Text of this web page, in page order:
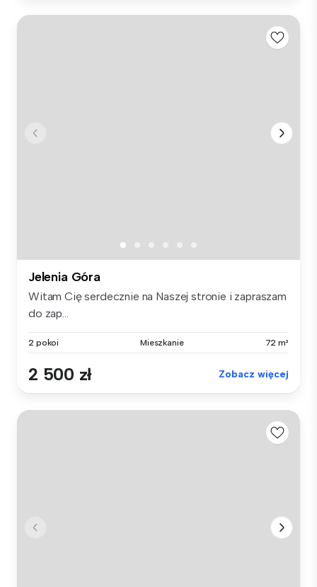
Jelenia Góra
Witam Cię serdecznie na Naszej stronie i zapraszam
do zap...
2 pokoi Mieszkanie 72 m²
2 500 zł Zobacz więcej